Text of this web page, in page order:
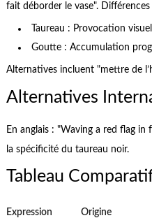
fait déborder le vase". Différences
Taureau : Provocation
Goutte : Accumulation
Alternatives incluent "mettre de
Alternatives
En anglais : "Waving a red flag in
la spécificité du taureau noir.
Tableau
Expression Origine